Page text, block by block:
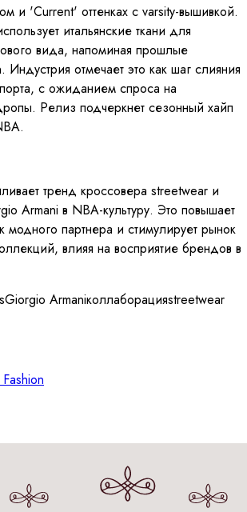
и 'Current' оттенках с varsity-вышивкой.
итальянские ткани для
вида, напоминая прошлые
отмечает это как шаг слияния
с ожиданием спроса на
Релиз подчеркнет сезонный хайп
тренд кроссовера streetwear и
Armani в NBA-культуру. Это повышает
модного партнера и стимулирует рынок
влияя на восприятие брендов в
Giorgio Armaniколлаборацияstreetwear